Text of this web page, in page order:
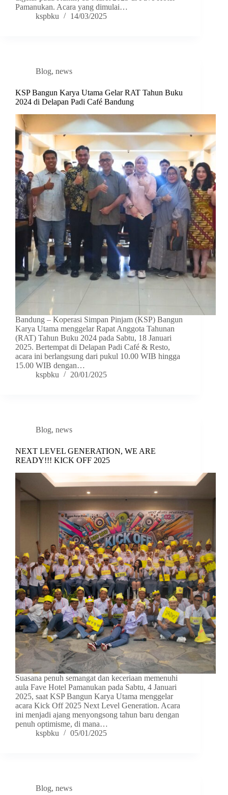
Pamanukan. Acara yang dimulai…
kspbku
14/03/2025
Blog, news
KSP Bangun Karya Utama Gelar RAT Tahun Buku
2024 di Delapan Padi Café Bandung
Bandung – Koperasi Simpan Pinjam (KSP) Bangun
Karya Utama menggelar Rapat Anggota Tahunan
(RAT) Tahun Buku 2024 pada Sabtu, 18 Januari
2025. Bertempat di Delapan Padi Café & Resto,
acara ini berlangsung dari pukul 10.00 WIB hingga
15.00 WIB dengan…
kspbku
20/01/2025
Blog, news
NEXT LEVEL GENERATION, WE ARE
READY!!! KICK OFF 2025
Suasana penuh semangat dan keceriaan memenuhi
aula Fave Hotel Pamanukan pada Sabtu, 4 Januari
2025, saat KSP Bangun Karya Utama menggelar
acara Kick Off 2025 Next Level Generation. Acara
ini menjadi ajang menyongsong tahun baru dengan
penuh optimisme, di mana…
kspbku
05/01/2025
Blog, news